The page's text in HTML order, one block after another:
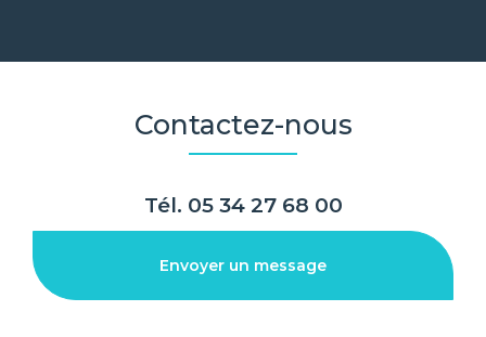
Contactez-nous
Tél. 05 34 27 68 00
Envoyer un message